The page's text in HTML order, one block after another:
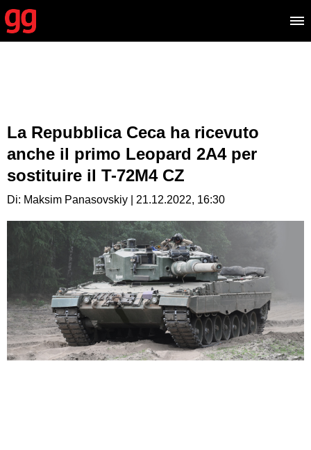
La Repubblica Ceca ha ricevuto
anche il primo Leopard 2A4 per
sostituire il T-72M4 CZ
Di: Maksim Panasovskiy | 21.12.2022, 16:30